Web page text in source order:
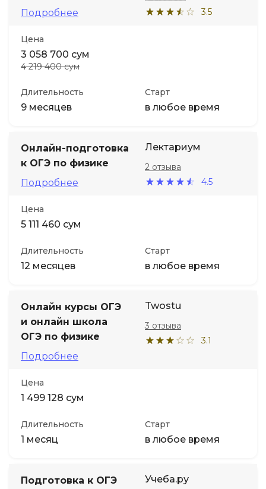
Подробнее
3.5
Цена
3 058 700 сум
4 219 400 сум
Длительность
9 месяцев
Старт
в любое время
Онлайн-подготовка
к ОГЭ по физике
Подробнее
Лектариум
4.5
2 отзыва
Цена
5 111 460 сум
Длительность
12 месяцев
Старт
в любое время
Онлайн курсы ОГЭ
и онлайн школа
ОГЭ по физике
Подробнее
Twostu
3.1
3 отзыва
Цена
1 499 128 сум
Длительность
1 месяц
Старт
в любое время
Подготовка к ОГЭ
Учеба.ру